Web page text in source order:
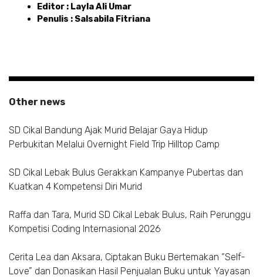
Editor : Layla Ali Umar
Penulis : Salsabila Fitriana
Other news
SD Cikal Bandung Ajak Murid Belajar Gaya Hidup
Perbukitan Melalui Overnight Field Trip Hilltop Camp
SD Cikal Lebak Bulus Gerakkan Kampanye Pubertas dan
Kuatkan 4 Kompetensi Diri Murid
Raffa dan Tara, Murid SD Cikal Lebak Bulus, Raih Perunggu
Kompetisi Coding Internasional 2026
Cerita Lea dan Aksara, Ciptakan Buku Bertemakan “Self-
Love” dan Donasikan Hasil Penjualan Buku untuk Yayasan